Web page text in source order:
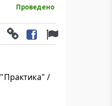
Проведено
/